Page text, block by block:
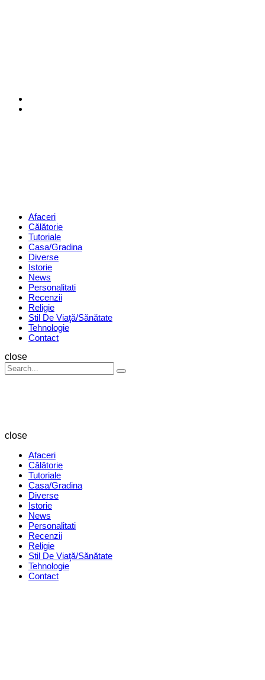
Menu Afaceri
Călătorie
Tutoriale
Casa/Gradina
Diverse
Istorie
News
Personalitati
Recenzii
Religie
Stil De Viaţă/Sănătate
Tehnologie
Contact
Search
close
Search
for:
Search
close
Afaceri
Călătorie
Tutoriale
Casa/Gradina
Diverse
Istorie
News
Personalitati
Recenzii
Religie
Stil De Viaţă/Sănătate
Tehnologie
Contact